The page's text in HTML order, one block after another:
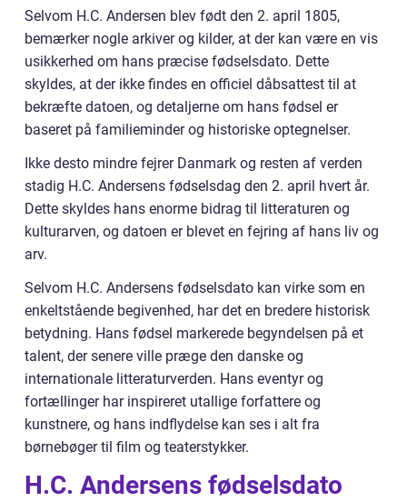
Selvom H.C. Andersen blev født den 2. april 1805,
bemærker nogle arkiver og kilder, at der kan være en vis
usikkerhed om hans præcise fødselsdato. Dette
skyldes, at der ikke findes en officiel dåbsattest til at
bekræfte datoen, og detaljerne om hans fødsel er
baseret på familieminder og historiske optegnelser.
Ikke desto mindre fejrer Danmark og resten af verden
stadig H.C. Andersens fødselsdag den 2. april hvert år.
Dette skyldes hans enorme bidrag til litteraturen og
kulturarven, og datoen er blevet en fejring af hans liv og
arv.
Selvom H.C. Andersens fødselsdato kan virke som en
enkeltstående begivenhed, har det en bredere historisk
betydning. Hans fødsel markerede begyndelsen på et
talent, der senere ville præge den danske og
internationale litteraturverden. Hans eventyr og
fortællinger har inspireret utallige forfattere og
kunstnere, og hans indflydelse kan ses i alt fra
børnebøger til film og teaterstykker.
H.C. Andersens fødselsdato